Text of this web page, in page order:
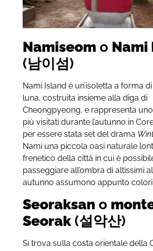
Namiseomo Nami
(남이섬)
Nami Island è un’isoletta a forma
luna, costruita insieme alla diga di
Cheongpyeong, e rappresenta
più visitati durante l’autunno in
per essere stata set del drama
Nami una piccola oasi naturale
frenetico della città in cui è
passeggiare all’ombra di altissimi
autunno assumono appunto
Seoraksano
Seorak(설악산)
Si trova sulla costa orientale della